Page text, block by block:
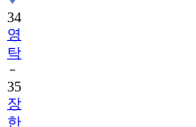
34
영
탁
35
장
한